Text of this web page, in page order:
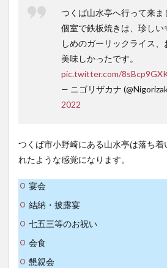
つくば山水亭へ行って来ま
個室で鉄板焼きは、珍しい
しめのガーリックライス
美味しかったです。
pic.twitter.com/
— ニゴリザカナ
2022
つくば市小野崎にある山水亭は落ち
れたような感覚になります。
宴会
結納・披露宴
七五三等のお祝い
会食
懇親会